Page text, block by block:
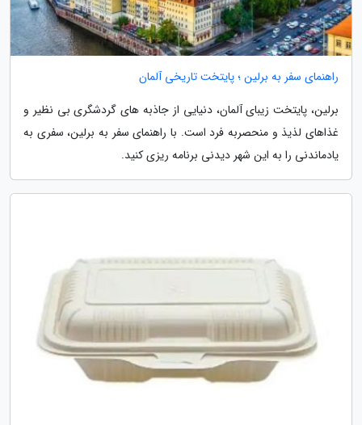
راهنمای سفر به برلین ؛ پایتخت تاریخی آلمان
برلین، پایتخت زیبای آلمان، دنیایی از جاذبه های گردشگری بی نظیر و
غذاهای لذیذ و منحصربه فرد است. با راهنمای سفر به برلین، سفری به
یادماندنی را به این شهر دیدنی برنامه ریزی کنید.